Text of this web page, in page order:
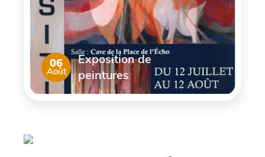
06
Août
Exposition de
peintures